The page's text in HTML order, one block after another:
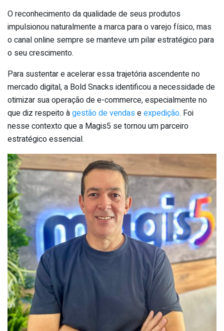
O reconhecimento da qualidade de seus produtos
impulsionou naturalmente a marca para o varejo físico, mas
o canal online sempre se manteve um pilar estratégico para
o seu crescimento.
Para sustentar e acelerar essa trajetória ascendente no
mercado digital, a Bold Snacks identificou a necessidade de
otimizar sua operação de e-commerce, especialmente no
que diz respeito àgestão de vendas eexpedição. Foi
nesse contexto que a Magis5 se tornou um parceiro
estratégico essencial.